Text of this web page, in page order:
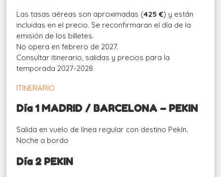
Las tasas aéreas son aproximadas (425 €) y están
incluidas en el precio. Se reconfirmaran el día de la
emisión de los billetes.
No opera en febrero de 2027.
Consultar itinerario, salidas y precios para la
temporada 2027-2028
ITINERARIO
Día 1 MADRID / BARCELONA – PEKIN
Salida en vuelo de línea regular con destino Pekín.
Noche a bordo
Día 2 PEKIN